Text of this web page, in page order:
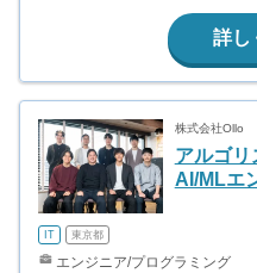
詳し
株式会社Ollo
アルゴリ
AI/MLエ
IT 東京都
エンジニア/プログラミング